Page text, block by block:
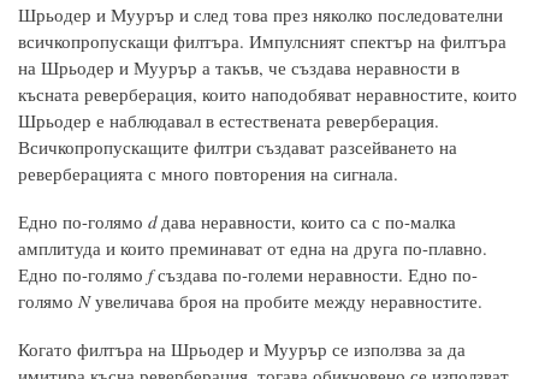
Шрьодер и Муурър и след това през няколко последователни
всичкопропускащи филтъра. Импулсният спектър на филтъра
на Шрьодер и Муурър а такъв, че създава неравности в
късната реверберация, които наподобяват неравностите, които
Шрьодер е наблюдавал в естествената реверберация.
Всичкопропускащите филтри създават разсейването на
реверберацията с много повторения на сигнала.
Едно по-голямо dдава неравности, които са с по-малка
амплитуда и които преминават от една на друга по-плавно.
Едно по-голямо fсъздава по-големи неравности. Едно по-
голямо Nувеличава броя на пробите между неравностите.
Когато филтъра на Шрьодер и Муурър се използва за да